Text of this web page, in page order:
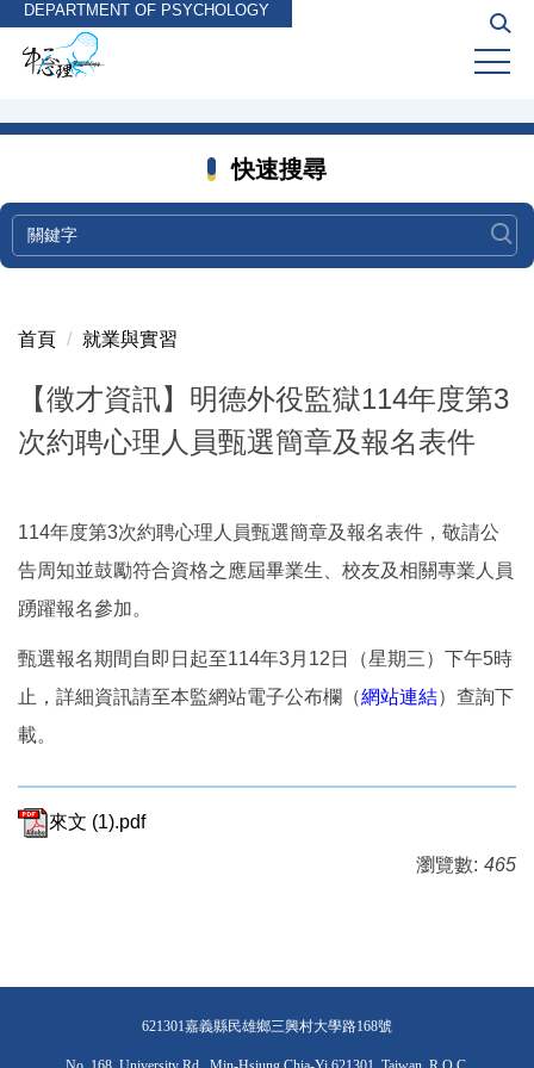
跳
到
內
DEPARTMENT OF PSYCHOLOGY
快速搜尋
首頁 就業與實習
【徵才資訊】明德外役監獄114年度第3
次約聘心理人員甄選簡章及報名表件
114年度第3次約聘心理人員甄選簡章及報名表件，敬請公
告周知並鼓勵符合資格之應屆畢業生、校友及相關專業人員
踴躍報名參加。
甄選報名期間自即日起至114年3月12日（星期三）下午5時
止，詳細資訊請至本監網站電子公布欄（網站連結）查詢下
載。
來文 (1).pdf
瀏覽數: 465
621301嘉義縣民雄鄉三興村大學路168號